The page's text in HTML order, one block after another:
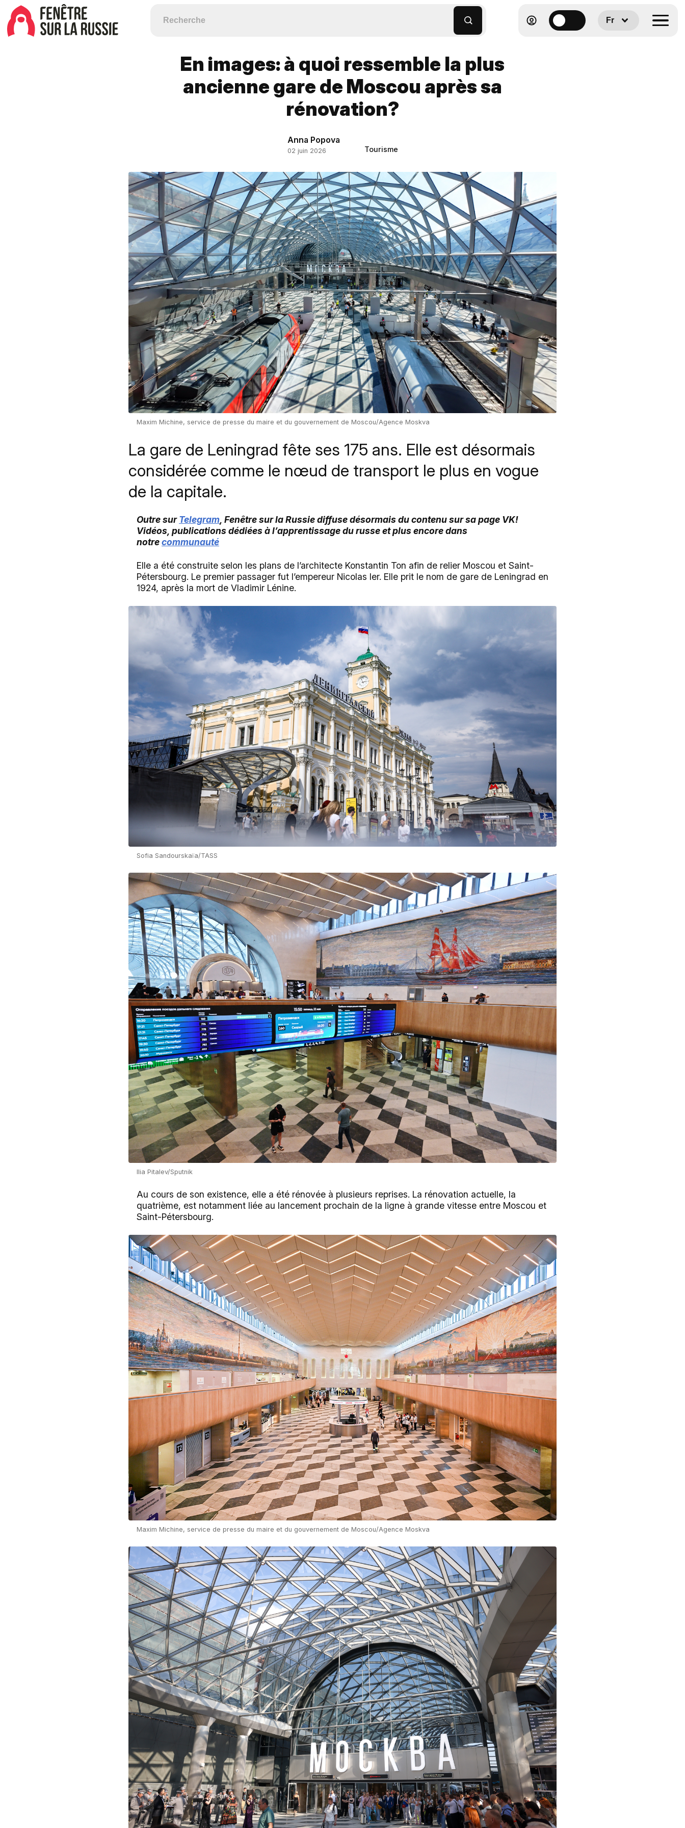
Fr
En images: à quoi ressemble la plus
ancienne gare de Moscou après sa
rénovation?
Anna Popova
02 juin 2026 Tourisme
Maxim Michine, service de presse du maire et du gouvernement de Moscou/Agence Moskva
La gare de Leningrad fête ses 175 ans. Elle est désormais
considérée comme le nœud de transport le plus en vogue
de la capitale.
Outre surTelegram , Fenêtre sur la Russie diffuse désormais du contenu sur sa page VK!
Vidéos, publications dédiées à l’apprentissage du russe et plus encore dans
notrecommunauté
Elle a été construite selon les plans de l’architecte Konstantin Ton afin de relier Moscou et Saint-
Pétersbourg. Le premier passager fut l’empereur Nicolas Ier. Elle prit le nom de gare de Leningrad en
1924, après la mort de Vladimir Lénine.
Sofia Sandourskaïa/TASS
Ilia Pitalev/Sputnik
Au cours de son existence, elle a été rénovée à plusieurs reprises. La rénovation actuelle, la
quatrième, est notamment liée au lancement prochain de la ligne à grande vitesse entre Moscou et
Saint-Pétersbourg.
Maxim Michine, service de presse du maire et du gouvernement de Moscou/Agence Moskva